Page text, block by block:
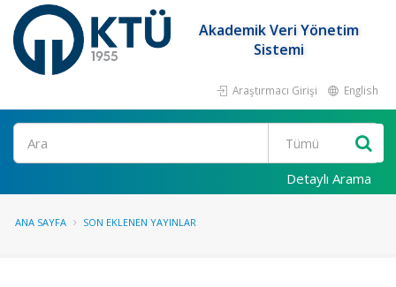
Akademik Veri Yönetim
Sistemi
Araştırmacı Girişi English
Ara
Detaylı Arama
ANA SAYFA SON EKLENEN YAYINLAR